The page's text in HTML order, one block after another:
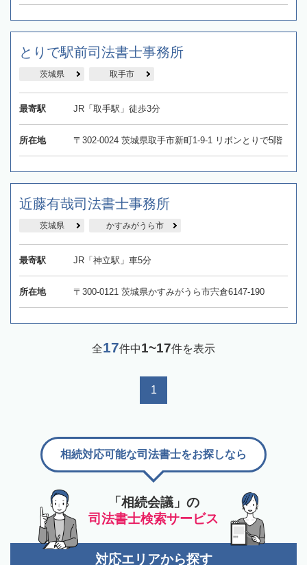
とりで駅前司法書士事務所
茨城県 取手市
最寄駅 JR「取手駅」徒歩3分
所在地 〒302-0024 茨城県取手市新町1-9-1 リボンとりで5階
近藤有哉司法書士事務所
茨城県 かすみがうら市
最寄駅 JR「神立駅」車5分
所在地 〒300-0121 茨城県かすみがうら市宍倉6147-190
全17件中1~17件を表示
1
「相続会議」の
司法書士検索サービス
相続対応可能な司法書士をお探しなら
対応エリアから探す